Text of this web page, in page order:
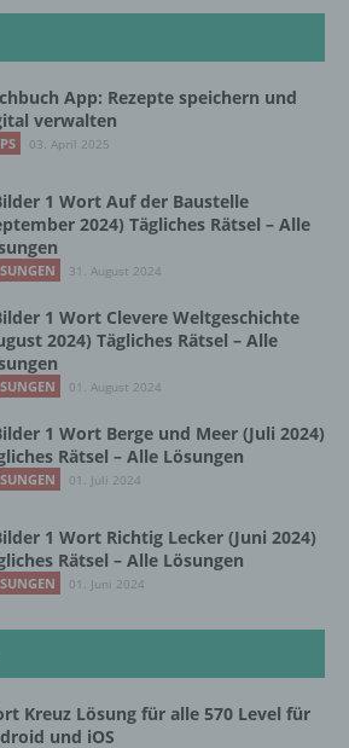
App: Rezepte speichern und
verwalten
03. April 2025
1 Wort Auf der Baustelle
2024) Tägliches Rätsel – Alle
31. August 2024
1 Wort Clevere Weltgeschichte
2024) Tägliches Rätsel – Alle
01. August 2024
1 Wort Berge und Meer (Juli 2024)
Rätsel – Alle Lösungen
01. Juli 2024
1 Wort Richtig Lecker (Juni 2024)
Rätsel – Alle Lösungen
01. Juni 2024
Kreuz Lösung für alle 570 Level für
und iOS
gespeicherter
einzuschränken.
jede Art der automatisierten
personenbezogener Daten, die
dass diese
Daten verwendet
bestimmte persönliche Aspekte,
eine natürliche Person beziehen,
insbesondere, um Aspekte
wirtschaftlicher
persönlicher Vorlieben,
Zuverlässigkeit, Verhalten,
oder Ortswechsel dieser
Person zu analysieren oder
ist die Verarbeitung
die personenbezogenen Daten
zusätzlicher